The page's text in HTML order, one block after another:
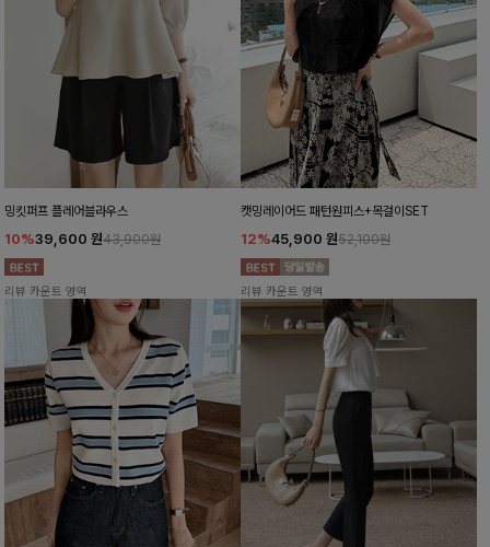
밍킷퍼프 플레어블라우스
10%39,600 원43,900원
리뷰 카운트 영역
캣밍레이어드 패턴원피스+목걸이SET
12%45,900 원52,100원
리뷰 카운트 영역